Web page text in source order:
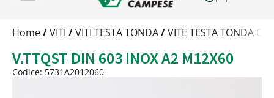
Trattamento
Peso
Quantità
Home/VITI /VITI TESTA TONDA/VITE TESTA TONDA
V.TTQST DIN 603 INOX A2 M12X60
Codice: 5731A2012060